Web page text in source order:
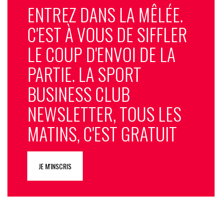
ENTREZ DANS LA MÊLÉE.
C'EST À VOUS DE SIFFLER
LE COUP D'ENVOI DE LA
PARTIE. LA SPORT
BUSINESS CLUB
NEWSLETTER, TOUS LES
MATINS, C'EST GRATUIT
JE M'INSCRIS